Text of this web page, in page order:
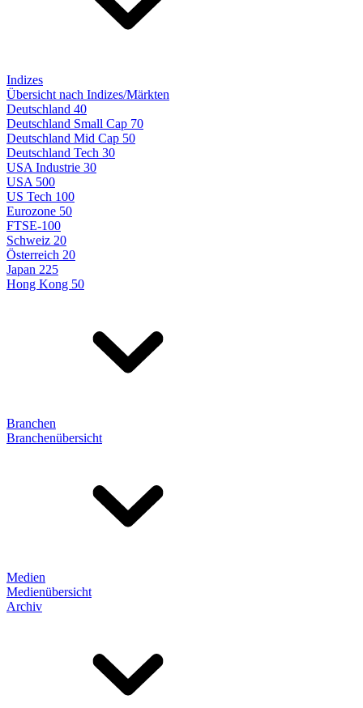
Indizes
Übersicht nach Indizes/Märkten
Deutschland 40
Deutschland Small Cap 70
Deutschland Mid Cap 50
Deutschland Tech 30
USA Industrie 30
USA 500
US Tech 100
Eurozone 50
FTSE-100
Schweiz 20
Österreich 20
Japan 225
Hong Kong 50
Branchen
Branchenübersicht
Medien
Medienübersicht
Archiv